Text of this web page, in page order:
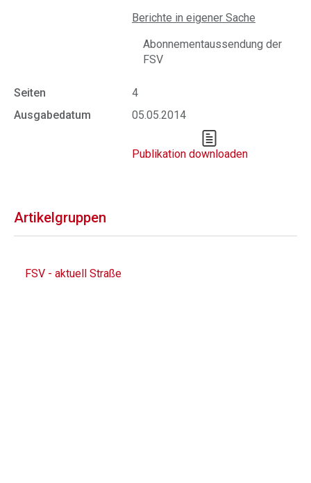
Berichte in eigener Sache
Abonnementaussendung der
FSV
Seiten
4
Ausgabedatum
05.05.2014
Publikation downloaden
Artikelgruppen
FSV - aktuell Straße